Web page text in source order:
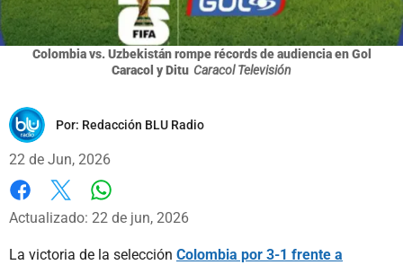
Colombia vs. Uzbekistán rompe récords de audiencia en Gol
Caracol y Ditu Caracol Televisión
Por: Redacción BLU Radio
22 de Jun, 2026
Facebook
X Whatsapp
Actualizado: 22 de jun, 2026
La victoria de la selección Colombia por 3-1 frente a